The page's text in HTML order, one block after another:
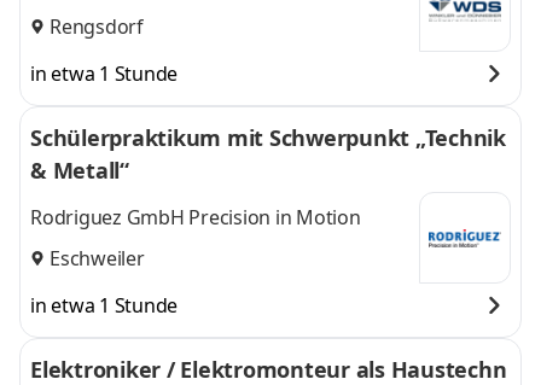
Süßwarenmaschinen GmbH
Rengsdorf
in etwa 1 Stunde
Schülerpraktikum mit Schwerpunkt „Technik
& Metall“
Rodriguez GmbH Precision in Motion
Eschweiler
in etwa 1 Stunde
Elektroniker / Elektromonteur als Haustechn